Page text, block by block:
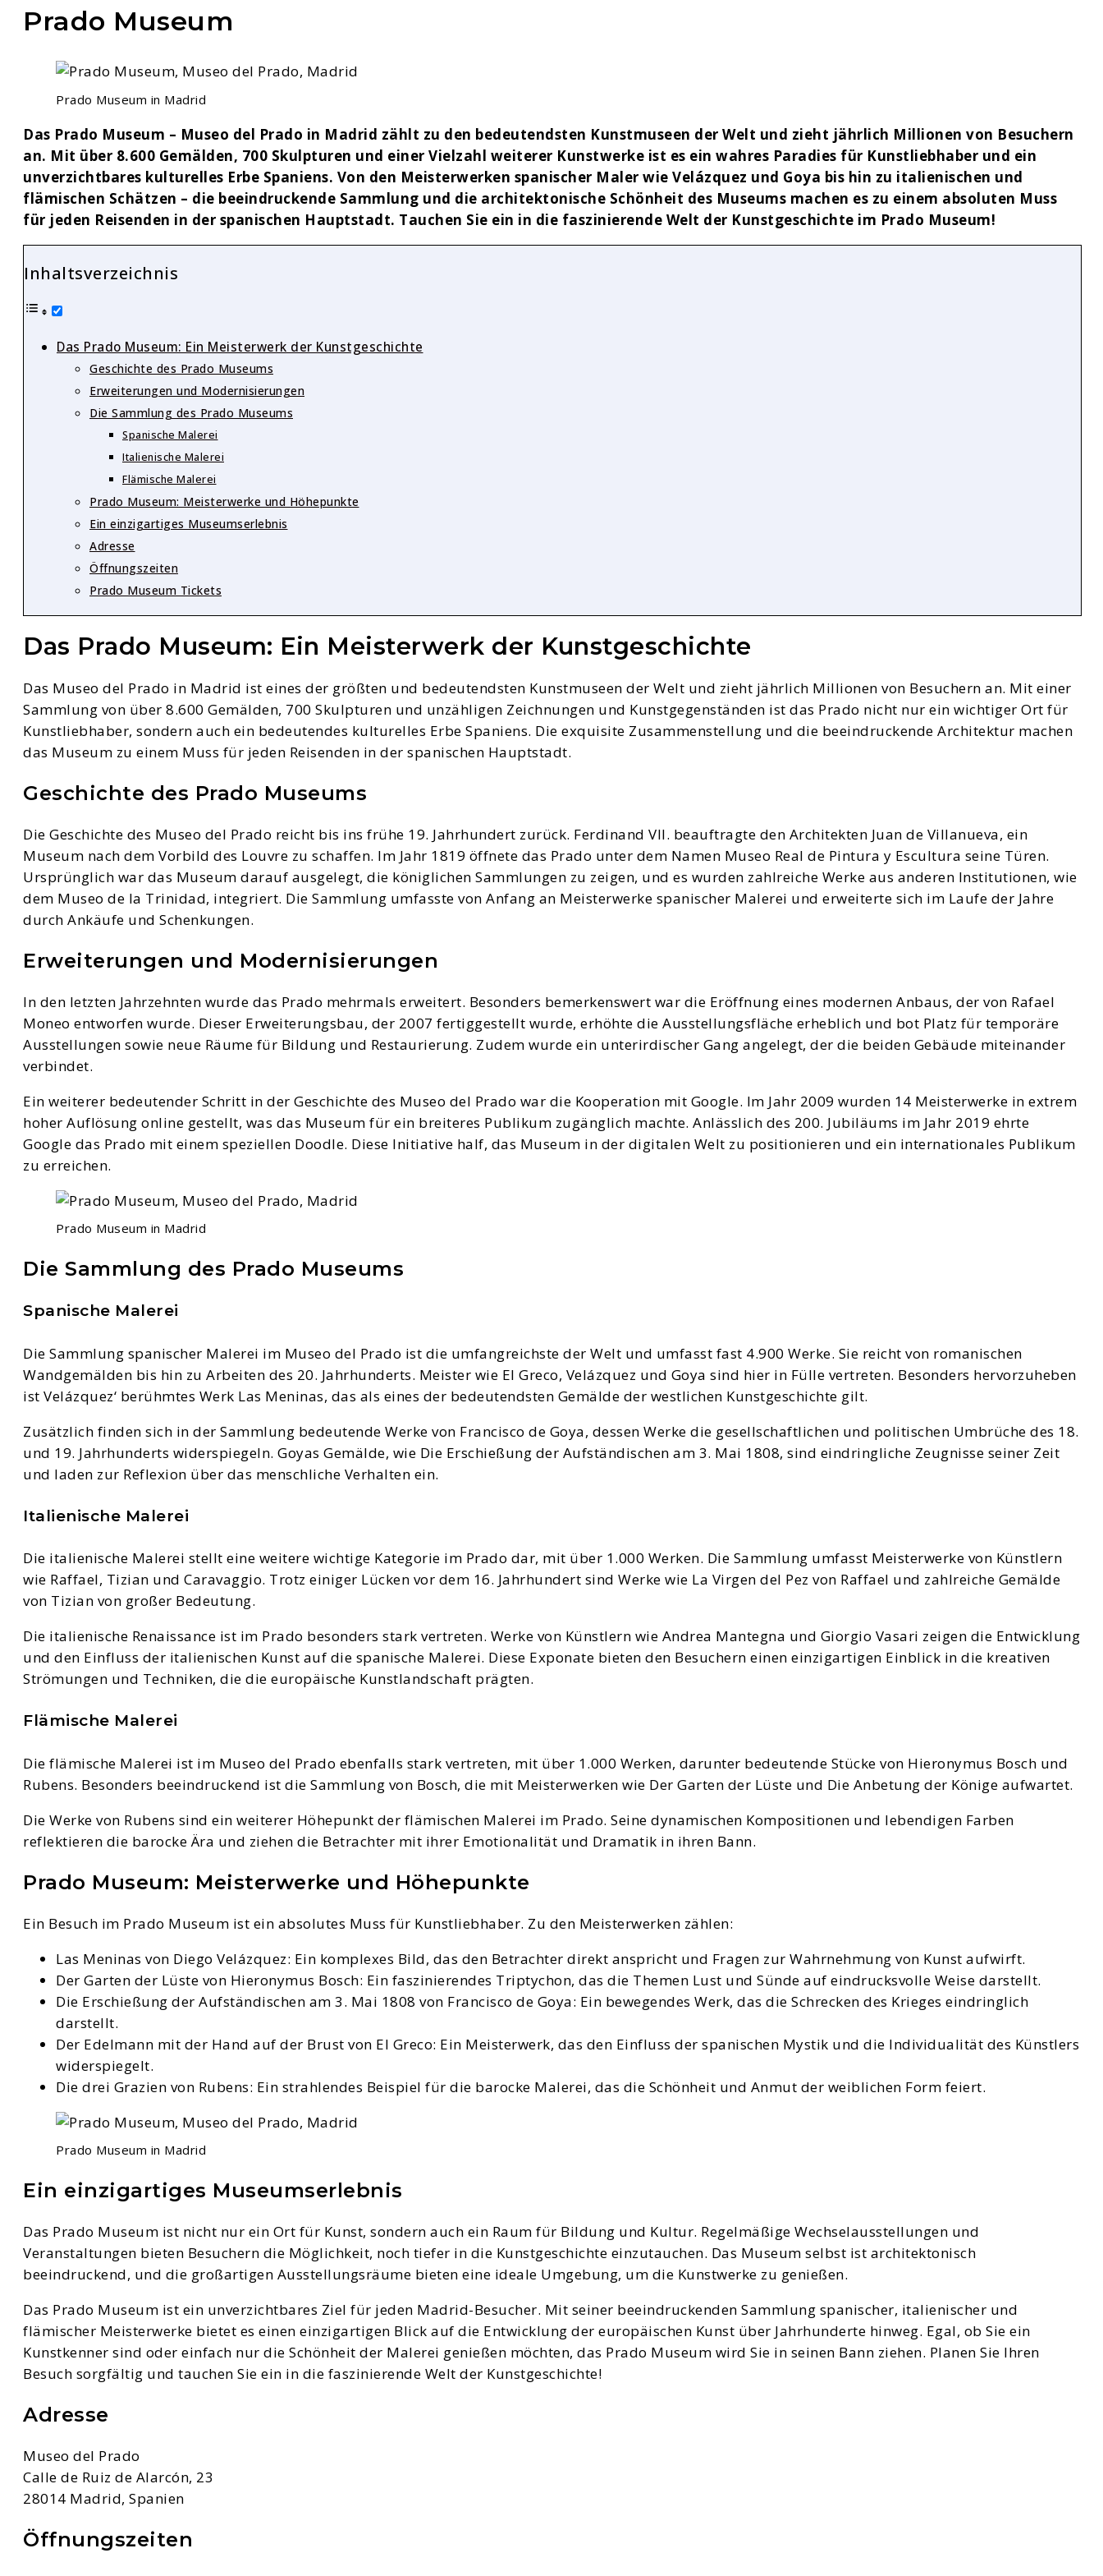
Prado Museum
Prado Museum in Madrid
Das Prado Museum – Museo del Prado in Madrid zählt zu den bedeutendsten Kunstmuseen der Welt und zieht jährlich Millionen von Besuchern
an. Mit über 8.600 Gemälden, 700 Skulpturen und einer Vielzahl weiterer Kunstwerke ist es ein wahres Paradies für Kunstliebhaber und ein
unverzichtbares kulturelles Erbe Spaniens. Von den Meisterwerken spanischer Maler wie Velázquez und Goya bis hin zu italienischen und
flämischen Schätzen – die beeindruckende Sammlung und die architektonische Schönheit des Museums machen es zu einem absoluten Muss
für jeden Reisenden in der spanischen Hauptstadt. Tauchen Sie ein in die faszinierende Welt der Kunstgeschichte im Prado Museum!
Inhaltsverzeichnis
Das Prado Museum: Ein Meisterwerk der Kunstgeschichte
Geschichte des Prado Museums
Erweiterungen und Modernisierungen
Die Sammlung des Prado Museums
Spanische Malerei
Italienische Malerei
Flämische Malerei
Prado Museum: Meisterwerke und Höhepunkte
Ein einzigartiges Museumserlebnis
Adresse
Öffnungszeiten
Prado Museum Tickets
Das Prado Museum: Ein Meisterwerk der Kunstgeschichte
Das Museo del Prado in Madrid ist eines der größten und bedeutendsten Kunstmuseen der Welt und zieht jährlich Millionen von Besuchern an. Mit einer
Sammlung von über 8.600 Gemälden, 700 Skulpturen und unzähligen Zeichnungen und Kunstgegenständen ist das Prado nicht nur ein wichtiger Ort für
Kunstliebhaber, sondern auch ein bedeutendes kulturelles Erbe Spaniens. Die exquisite Zusammenstellung und die beeindruckende Architektur machen
das Museum zu einem Muss für jeden Reisenden in der spanischen Hauptstadt.
Geschichte des Prado Museums
Die Geschichte des Museo del Prado reicht bis ins frühe 19. Jahrhundert zurück. Ferdinand VII. beauftragte den Architekten Juan de Villanueva, ein
Museum nach dem Vorbild des Louvre zu schaffen. Im Jahr 1819 öffnete das Prado unter dem Namen Museo Real de Pintura y Escultura seine Türen.
Ursprünglich war das Museum darauf ausgelegt, die königlichen Sammlungen zu zeigen, und es wurden zahlreiche Werke aus anderen Institutionen, wie
dem Museo de la Trinidad, integriert. Die Sammlung umfasste von Anfang an Meisterwerke spanischer Malerei und erweiterte sich im Laufe der Jahre
durch Ankäufe und Schenkungen.
Erweiterungen und Modernisierungen
In den letzten Jahrzehnten wurde das Prado mehrmals erweitert. Besonders bemerkenswert war die Eröffnung eines modernen Anbaus, der von Rafael
Moneo entworfen wurde. Dieser Erweiterungsbau, der 2007 fertiggestellt wurde, erhöhte die Ausstellungsfläche erheblich und bot Platz für temporäre
Ausstellungen sowie neue Räume für Bildung und Restaurierung. Zudem wurde ein unterirdischer Gang angelegt, der die beiden Gebäude miteinander
verbindet.
Ein weiterer bedeutender Schritt in der Geschichte des Museo del Prado war die Kooperation mit Google. Im Jahr 2009 wurden 14 Meisterwerke in extrem
hoher Auflösung online gestellt, was das Museum für ein breiteres Publikum zugänglich machte. Anlässlich des 200. Jubiläums im Jahr 2019 ehrte
Google das Prado mit einem speziellen Doodle. Diese Initiative half, das Museum in der digitalen Welt zu positionieren und ein internationales Publikum
zu erreichen.
Prado Museum in Madrid
Die Sammlung des Prado Museums
Spanische Malerei
Die Sammlung spanischer Malerei im Museo del Prado ist die umfangreichste der Welt und umfasst fast 4.900 Werke. Sie reicht von romanischen
Wandgemälden bis hin zu Arbeiten des 20. Jahrhunderts. Meister wie El Greco, Velázquez und Goya sind hier in Fülle vertreten. Besonders hervorzuheben
ist Velázquez‘ berühmtes Werk Las Meninas, das als eines der bedeutendsten Gemälde der westlichen Kunstgeschichte gilt.
Zusätzlich finden sich in der Sammlung bedeutende Werke von Francisco de Goya, dessen Werke die gesellschaftlichen und politischen Umbrüche des 18.
und 19. Jahrhunderts widerspiegeln. Goyas Gemälde, wie Die Erschießung der Aufständischen am 3. Mai 1808, sind eindringliche Zeugnisse seiner Zeit
und laden zur Reflexion über das menschliche Verhalten ein.
Italienische Malerei
Die italienische Malerei stellt eine weitere wichtige Kategorie im Prado dar, mit über 1.000 Werken. Die Sammlung umfasst Meisterwerke von Künstlern
wie Raffael, Tizian und Caravaggio. Trotz einiger Lücken vor dem 16. Jahrhundert sind Werke wie La Virgen del Pez von Raffael und zahlreiche Gemälde
von Tizian von großer Bedeutung.
Die italienische Renaissance ist im Prado besonders stark vertreten. Werke von Künstlern wie Andrea Mantegna und Giorgio Vasari zeigen die Entwicklung
und den Einfluss der italienischen Kunst auf die spanische Malerei. Diese Exponate bieten den Besuchern einen einzigartigen Einblick in die kreativen
Strömungen und Techniken, die die europäische Kunstlandschaft prägten.
Flämische Malerei
Die flämische Malerei ist im Museo del Prado ebenfalls stark vertreten, mit über 1.000 Werken, darunter bedeutende Stücke von Hieronymus Bosch und
Rubens. Besonders beeindruckend ist die Sammlung von Bosch, die mit Meisterwerken wie Der Garten der Lüste und Die Anbetung der Könige aufwartet.
Die Werke von Rubens sind ein weiterer Höhepunkt der flämischen Malerei im Prado. Seine dynamischen Kompositionen und lebendigen Farben
reflektieren die barocke Ära und ziehen die Betrachter mit ihrer Emotionalität und Dramatik in ihren Bann.
Prado Museum: Meisterwerke und Höhepunkte
Ein Besuch im Prado Museum ist ein absolutes Muss für Kunstliebhaber. Zu den Meisterwerken zählen:
Las Meninas von Diego Velázquez: Ein komplexes Bild, das den Betrachter direkt anspricht und Fragen zur Wahrnehmung von Kunst aufwirft.
Der Garten der Lüste von Hieronymus Bosch: Ein faszinierendes Triptychon, das die Themen Lust und Sünde auf eindrucksvolle Weise darstellt.
Die Erschießung der Aufständischen am 3. Mai 1808 von Francisco de Goya: Ein bewegendes Werk, das die Schrecken des Krieges eindringlich
darstellt.
Der Edelmann mit der Hand auf der Brust von El Greco: Ein Meisterwerk, das den Einfluss der spanischen Mystik und die Individualität des Künstlers
widerspiegelt.
Die drei Grazien von Rubens: Ein strahlendes Beispiel für die barocke Malerei, das die Schönheit und Anmut der weiblichen Form feiert.
Prado Museum in Madrid
Ein einzigartiges Museumserlebnis
Das Prado Museum ist nicht nur ein Ort für Kunst, sondern auch ein Raum für Bildung und Kultur. Regelmäßige Wechselausstellungen und
Veranstaltungen bieten Besuchern die Möglichkeit, noch tiefer in die Kunstgeschichte einzutauchen. Das Museum selbst ist architektonisch
beeindruckend, und die großartigen Ausstellungsräume bieten eine ideale Umgebung, um die Kunstwerke zu genießen.
Das Prado Museum ist ein unverzichtbares Ziel für jeden Madrid-Besucher. Mit seiner beeindruckenden Sammlung spanischer, italienischer und
flämischer Meisterwerke bietet es einen einzigartigen Blick auf die Entwicklung der europäischen Kunst über Jahrhunderte hinweg. Egal, ob Sie ein
Kunstkenner sind oder einfach nur die Schönheit der Malerei genießen möchten, das Prado Museum wird Sie in seinen Bann ziehen. Planen Sie Ihren
Besuch sorgfältig und tauchen Sie ein in die faszinierende Welt der Kunstgeschichte!
Adresse
Museo del Prado
Calle de Ruiz de Alarcón, 23
28014 Madrid, Spanien
Öffnungszeiten